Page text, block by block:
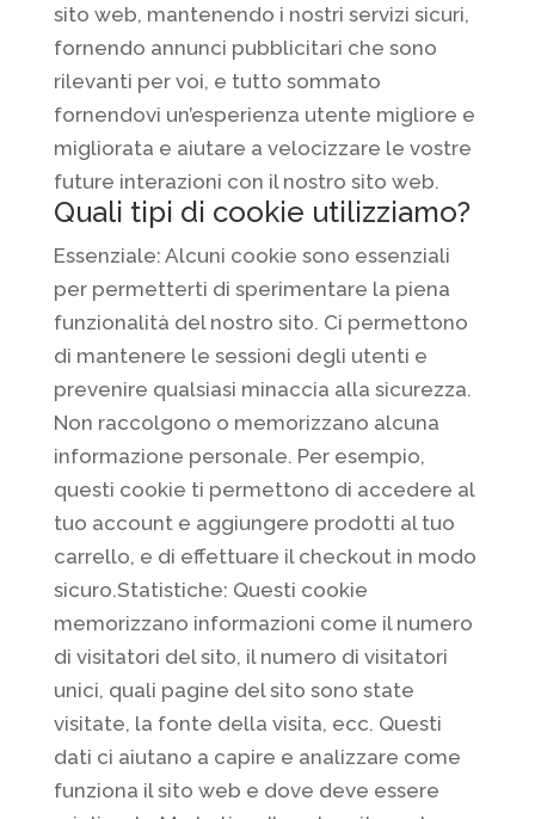
sito web, mantenendo i nostri servizi sicuri,
fornendo annunci pubblicitari che sono
rilevanti per voi, e tutto sommato
fornendovi un’esperienza utente migliore e
migliorata e aiutare a velocizzare le vostre
future interazioni con il nostro sito web.
Quali tipi di cookie utilizziamo?
Essenziale: Alcuni cookie sono essenziali
per permetterti di sperimentare la piena
funzionalità del nostro sito. Ci permettono
di mantenere le sessioni degli utenti e
prevenire qualsiasi minaccia alla sicurezza.
Non raccolgono o memorizzano alcuna
informazione personale. Per esempio,
questi cookie ti permettono di accedere al
tuo account e aggiungere prodotti al tuo
carrello, e di effettuare il checkout in modo
sicuro.Statistiche: Questi cookie
memorizzano informazioni come il numero
di visitatori del sito, il numero di visitatori
unici, quali pagine del sito sono state
visitate, la fonte della visita, ecc. Questi
dati ci aiutano a capire e analizzare come
funziona il sito web e dove deve essere